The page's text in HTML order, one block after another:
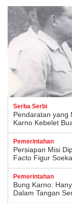
Serba Serbi
Pendaratan yang
Karno Kebelet
Pemerintahan
Persiapan Misi
Facto Figur
Pemerintahan
Bung Karno:
Dalam Tangan